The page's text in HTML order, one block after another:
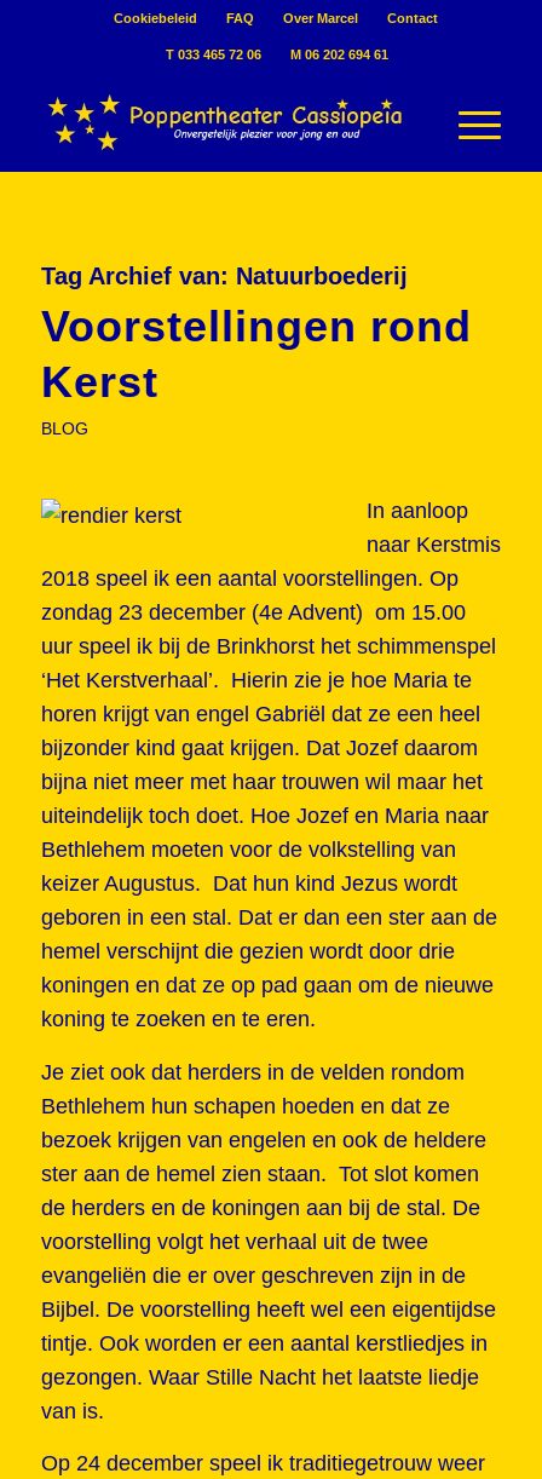
Cookiebeleid FAQ Over Marcel Contact
T 033 465 72 06 M 06 202 694 61
Tag Archief van: Natuurboederij
Voorstellingen rond
Kerst
BLOG
In aanloop
naar Kerstmis
2018 speel ik een aantal voorstellingen. Op
zondag 23 december (4e Advent) om 15.00
uur speel ik bij de Brinkhorst het schimmenspel
‘Het Kerstverhaal’. Hierin zie je hoe Maria te
horen krijgt van engel Gabriël dat ze een heel
bijzonder kind gaat krijgen. Dat Jozef daarom
bijna niet meer met haar trouwen wil maar het
uiteindelijk toch doet. Hoe Jozef en Maria naar
Bethlehem moeten voor de volkstelling van
keizer Augustus. Dat hun kind Jezus wordt
geboren in een stal. Dat er dan een ster aan de
hemel verschijnt die gezien wordt door drie
koningen en dat ze op pad gaan om de nieuwe
koning te zoeken en te eren.
Je ziet ook dat herders in de velden rondom
Bethlehem hun schapen hoeden en dat ze
bezoek krijgen van engelen en ook de heldere
ster aan de hemel zien staan. Tot slot komen
de herders en de koningen aan bij de stal. De
voorstelling volgt het verhaal uit de twee
evangeliën die er over geschreven zijn in de
Bijbel. De voorstelling heeft wel een eigentijdse
tintje. Ook worden er een aantal kerstliedjes in
gezongen. Waar Stille Nacht het laatste liedje
van is.
Op 24 december speel ik traditiegetrouw weer